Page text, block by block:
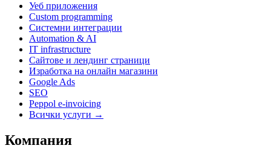
Уеб приложения
Custom programming
Системни интеграции
Automation & AI
IT infrastructure
Сайтове и лендинг страници
Изработка на онлайн магазини
Google Ads
SEO
Peppol e-invoicing
Всички услуги →
Компания